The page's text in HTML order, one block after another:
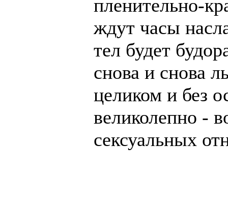
пленительно-
ждут часы
тел будет
снова и снова
целиком и без
великолепно -
сексуальных